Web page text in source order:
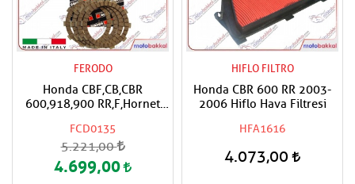
FERODO
Honda CBF,CB,CBR
600,918,900 RR,F,Hornet
Takımı
FCD0135
5.221,00
4.699,00
HIFLO FILTRO
Honda CBR 600 RR 2003-
2006 Hiflo Hava Filtresi
HFA1616
4.073,00